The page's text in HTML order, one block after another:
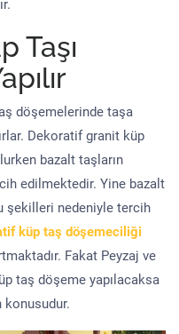
Taşı
döşemelerinde taşa
Dekoratif granit küp
bazalt taşların
edilmektedir. Yine bazalt
şekilleri nedeniyle tercih
küp taş döşemeciliği
Fakat Peyzaj ve
taş döşeme yapılacaksa
konusudur.